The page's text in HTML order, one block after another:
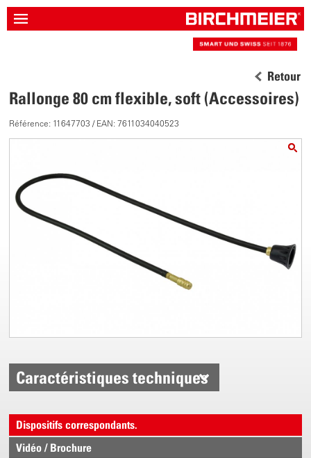
Retour
Rallonge 80 cm flexible, soft (Accessoires)
Référence: 11647703 / EAN: 7611034040523
Caractéristiques techniques
Dispositifs correspondants.
Vidéo / Brochure